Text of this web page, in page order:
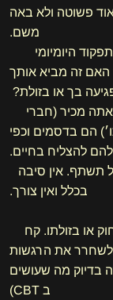
פשוטה ולא באה
משם.
היומיומי
האם זה מביא אותך
בך או בזולת?
מכיר (חברי
הם בדסמים וכפי
להצליח בחיים.
תשתף. אין סיבה
בכלל ואין צורך.
או בזולתו. קח
את הרגשות
בדיוק מה שעושים
ב CBT)